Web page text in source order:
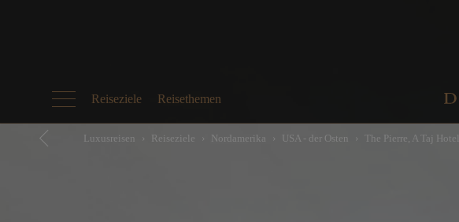
Reiseziele Reisethemen
Luxusreisen Reiseziele Nordamerika USA - der Osten The Pierre, A Taj Hotel